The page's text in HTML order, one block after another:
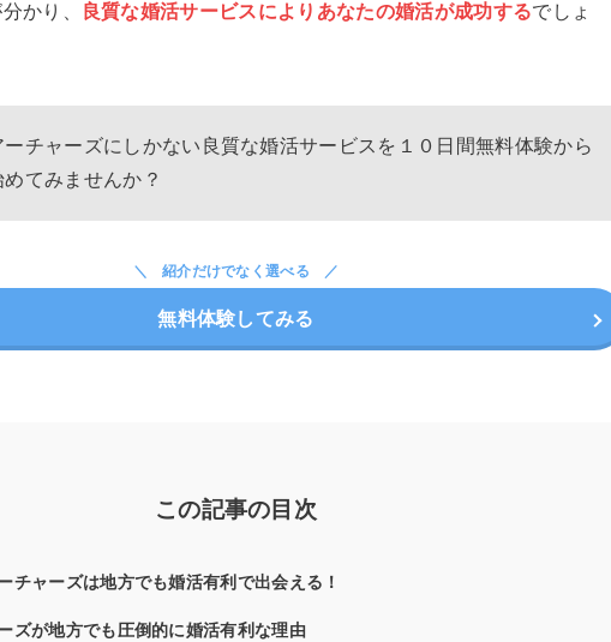
かり、
良質な婚活サービスによりあなたの婚活が成功するでしょ
ーチャーズにしかない良質な婚活サービスを１０日間無料体験から
めてみませんか？
紹介だけでなく選べる
無料体験してみる
この記事の目次
チャーズは地方でも婚活有利で出会える！
ズが地方でも圧倒的に婚活有利な理由